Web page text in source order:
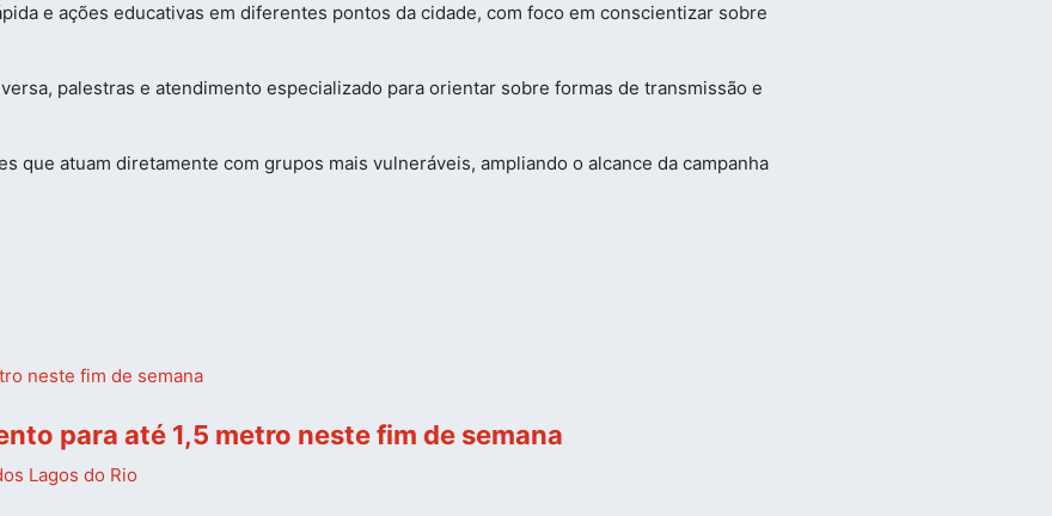
e ações educativas em diferentes pontos da cidade, com foco em conscientizar sobre
palestras e atendimento especializado para orientar sobre formas de transmissão e
que atuam diretamente com grupos mais vulneráveis, ampliando o alcance da campanha
para até 1,5 metro neste fim de semana